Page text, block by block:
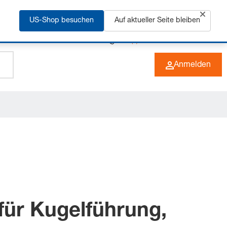
+49 (0) 6266 73-0 DE
Anmelden
Kugelführung,
US-Shop besuchen Auf aktueller Seite bleiben